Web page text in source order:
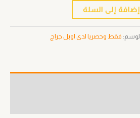
إضافة إلى السلة
فقط وحصريا لدى اوبل جراج